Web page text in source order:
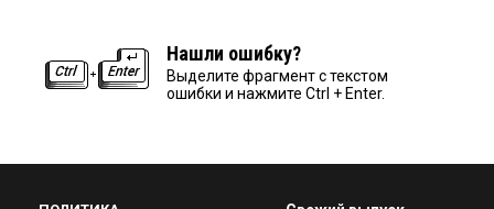
Нашли ошибку?
Выделите фрагмент с текстом
ошибки и нажмите Ctrl + Enter.